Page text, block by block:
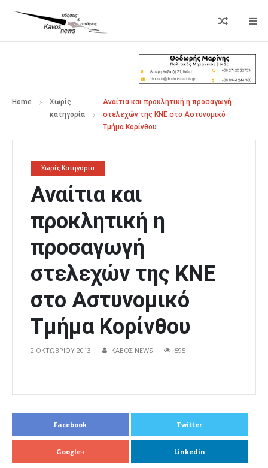
Home
Χωρίς
κατηγορία
Αναίτια και προκλητική η προσαγωγή
στελεχών της ΚΝΕ στο Αστυνομικό
Τμήμα Κορίνθου
Χωρίς Κατηγορία
Αναίτια και
προκλητική η
προσαγωγή
στελεχών της ΚΝΕ
στο Αστυνομικό
Τμήμα Κορίνθου
2 ΟΚΤΩΒΡΊΟΥ 2013 ΚΑΒΟΣ NEWS 595
Facebook Twitter
Google+ Linkedin